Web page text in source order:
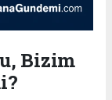
Bizim